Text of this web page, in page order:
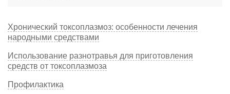
Хронический токсоплазмоз: особенности лечения
народными средствами
Использование разнотравья для приготовления
средств от токсоплазмоза
Профилактика